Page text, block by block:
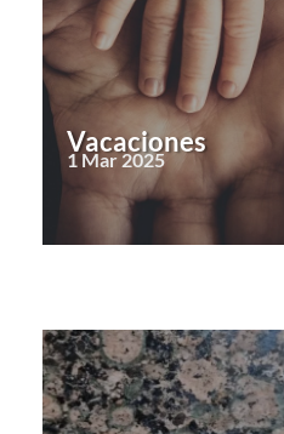
Vacaciones
1 Mar 2025